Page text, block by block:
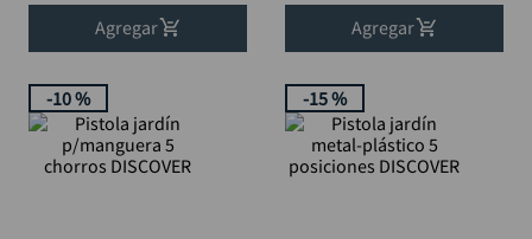
Agregar
Agregar
-10 % -15 %